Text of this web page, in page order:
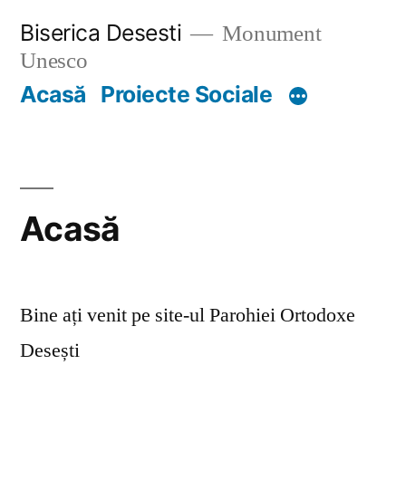
content
Biserica Desesti
Monument
Unesco
Acasă Proiecte Sociale
Acasă
Bine ați venit pe site-ul Parohiei Ortodoxe
Desești